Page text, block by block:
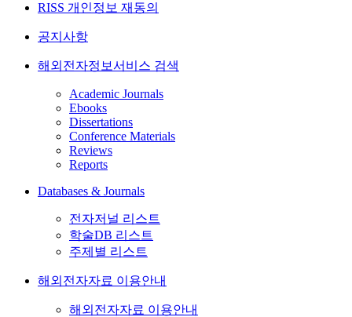
RISS 개인정보 재동의
공지사항
해외전자정보서비스 검색
Academic Journals
Ebooks
Dissertations
Conference Materials
Reviews
Reports
Databases & Journals
전자저널 리스트
학술DB 리스트
주제별 리스트
해외전자자료 이용안내
해외전자자료 이용안내